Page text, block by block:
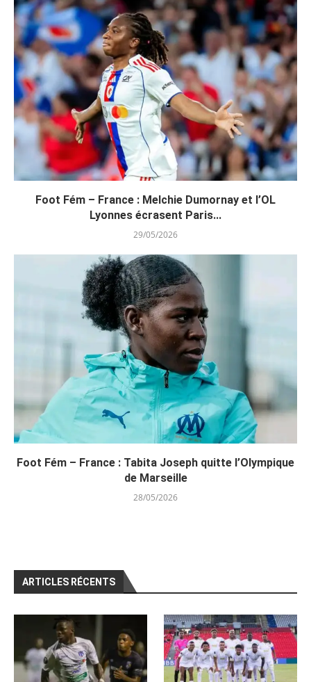
Foot Fém – France : Melchie Dumornay et l’OL
Lyonnes écrasent Paris...
29/05/2026
Foot Fém – France : Tabita Joseph quitte l’Olympique
de Marseille
28/05/2026
ARTICLES RÉCENTS